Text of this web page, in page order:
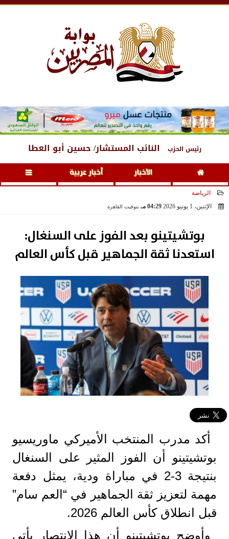
رئيس الحزب النائب المستشار/ حسين أبو العطا
الأخبار أخبار عربية
الرياضة
الإثنين، 1 يونيو 2026
04:29 مـ بتوقيت القاهرة
بوتشيتينو بعد الفوز على السنغال:
استعدنا ثقة الجماهير قبل كأس العالم
أكد مدرب المنتخب الأميركي ماوريسيو
بوتشيتينو أن الفوز المثير على السنغال
بنتيجة 3-2 في مباراة ودية، يمثل دفعة
مهمة لتعزيز ثقة الجماهير في “العم سام”
قبل انطلاق كأس العالم 2026.
وأوضح بوتشيتينو أن هذا الانتصار يأتي